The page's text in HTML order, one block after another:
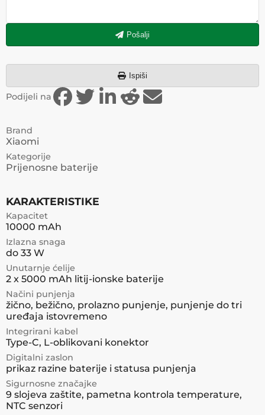
Pošalji
Ispiši
Podijeli na
Brand
Xiaomi
Kategorije
Prijenosne baterije
KARAKTERISTIKE
Kapacitet
10000 mAh
Izlazna snaga
do 33 W
Unutarnje ćelije
2 x 5000 mAh litij-ionske baterije
Načini punjenja
žično, bežično, prolazno punjenje, punjenje do tri
uređaja istovremeno
Integrirani kabel
Type-C, L-oblikovani konektor
Digitalni zaslon
prikaz razine baterije i statusa punjenja
Sigurnosne značajke
9 slojeva zaštite, pametna kontrola temperature,
NTC senzori